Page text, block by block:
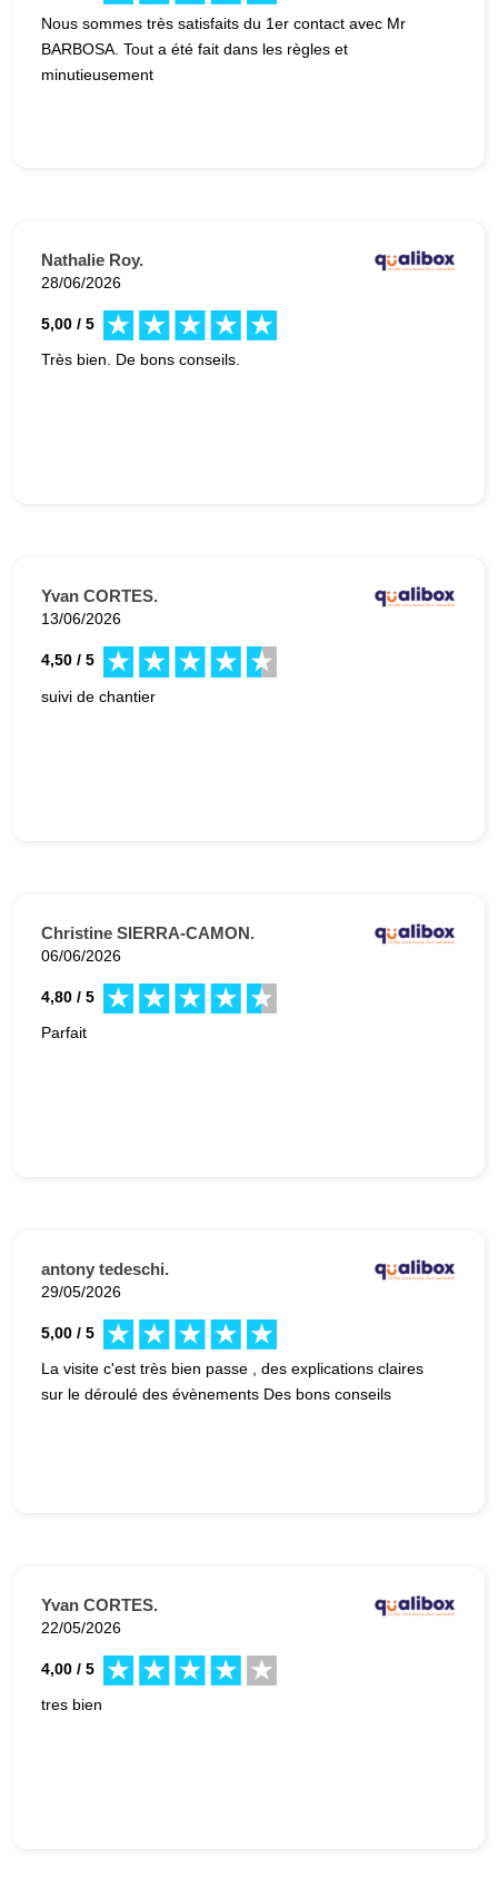
Nous sommes très satisfaits du 1er contact avec Mr
BARBOSA. Tout a été fait dans les règles et
minutieusement
Nathalie Roy.
28/06/2026
5,00 / 5
Très bien. De bons conseils.
Yvan CORTES.
13/06/2026
4,50 / 5
suivi de chantier
Christine SIERRA-CAMON.
06/06/2026
4,80 / 5
Parfait
antony tedeschi.
29/05/2026
5,00 / 5
La visite c'est très bien passe , des explications claires
sur le déroulé des évènements Des bons conseils
Yvan CORTES.
22/05/2026
4,00 / 5
tres bien